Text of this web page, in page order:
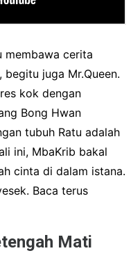
membawa cerita
juga Mr.Queen.
kok dengan
Bong Hwan
tubuh Ratu adalah
ini, MbaKrib bakal
cinta di dalam istana.
Baca terus
Mati